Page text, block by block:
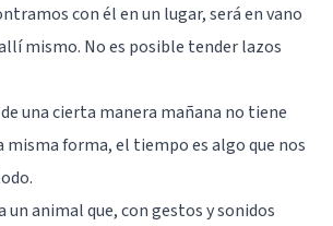
con él en un lugar, será en vano
mismo. No es posible tender lazos
de una cierta manera mañana no tiene
misma forma, el tiempo es algo que nos
un animal que, con gestos y sonidos